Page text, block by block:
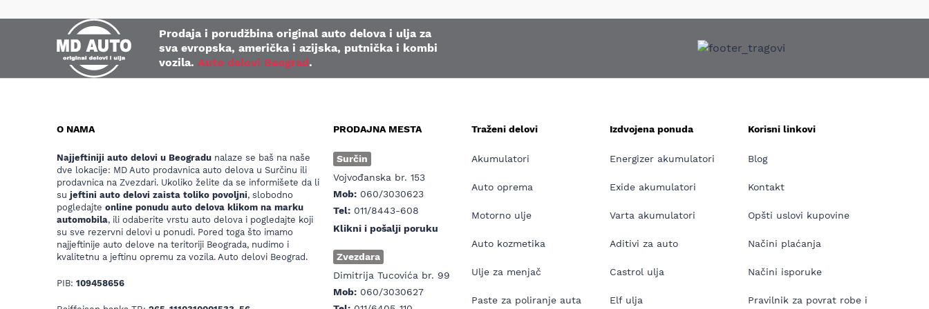
Prodaja i porudžbina original auto delova i ulja za
sva evropska, američka i azijska, putnička i kombi
vozila. Auto delovi Beograd.
O NAMA
Najjeftiniji auto delovi u Beogradu nalaze se baš na naše
dve lokacije: MD Auto prodavnica auto delova u Surčinu ili
prodavnica na Zvezdari. Ukoliko želite da se informišete da li
su jeftini auto delovi zaista toliko povoljni, slobodno
pogledajte online ponudu auto delova klikom na marku
automobila, ili odaberite vrstu auto delova i pogledajte koji
su sve rezervni delovi u ponudi. Pored toga što imamo
najjeftinije auto delove na teritoriji Beograda, nudimo i
kvalitetnu a jeftinu opremu za vozila. Auto delovi Beograd.
PIB: 109458656
PRODAJNA MESTA
Surčin
Vojvođanska br. 153
Mob: 060/3030623
Tel: 011/8443-608
Klikni i pošalji poruku
Zvezdara
Dimitrija Tucovića br. 99
Mob: 060/3030627
Traženi delovi
Akumulatori
Auto oprema
Motorno ulje
Auto kozmetika
Ulje za menjač
Paste za poliranje auta
Izdvojena ponuda
Energizer akumulatori
Exide akumulatori
Varta akumulatori
Aditivi za auto
Castrol ulja
Elf ulja
Korisni linkovi
Blog
Kontakt
Opšti uslovi kupovine
Načini plaćanja
Načini isporuke
Pravilnik za povrat robe i